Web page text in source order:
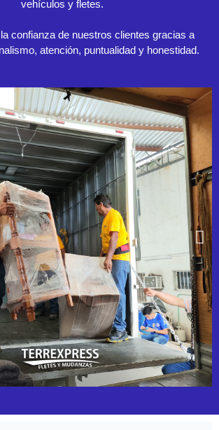
vehículos y fletes.
confianza de nuestros clientes gracias a
atención, puntualidad y honestidad.